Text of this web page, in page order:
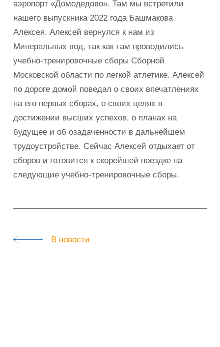
аэропорт «Домодедово». Там мы встретили
нашего выпускника 2022 года Башмакова
Алексея. Алексей вернулся к нам из
Минеральных вод, так как там проводились
учебно-тренировочные сборы Сборной
Московской области по легкой атлетике. Алексей
по дороге домой поведал о своих впечатлениях
на его первых сборах, о своих целях в
достижении высших успехов, о планах на
будущее и об озадаченности в дальнейшем
трудоустройстве. Сейчас Алексей отдыхает от
сборов и готовится к скорейшей поездке на
следующие учебно-тренировочные сборы.
В новости